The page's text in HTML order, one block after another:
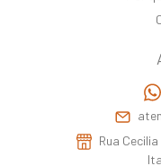
Rua